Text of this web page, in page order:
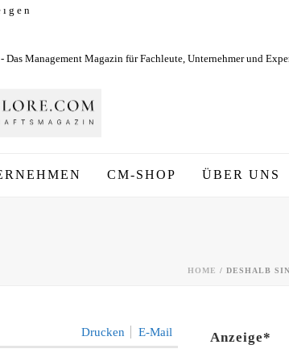
i g e n
Das Management Magazin für Fachleute, Unternehmer und
CM-SHOP ÜBER UNS
HOME / DESHALB
Drucken E-Mail Anzeige*